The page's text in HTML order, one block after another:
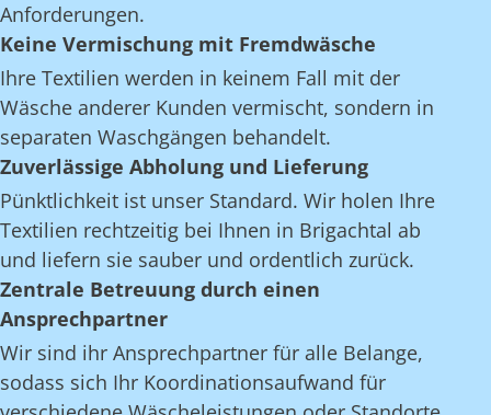
Anforderungen.
Keine Vermischung mit Fremdwäsche
Ihre Textilien werden in keinem Fall mit der
Wäsche anderer Kunden vermischt, sondern in
separaten Waschgängen behandelt.
Zuverlässige Abholung und Lieferung
Pünktlichkeit ist unser Standard. Wir holen Ihre
Textilien rechtzeitig bei Ihnen in Brigachtal ab
und liefern sie sauber und ordentlich zurück.
Zentrale Betreuung durch einen
Ansprechpartner
Wir sind ihr Ansprechpartner für alle Belange,
sodass sich Ihr Koordinationsaufwand für